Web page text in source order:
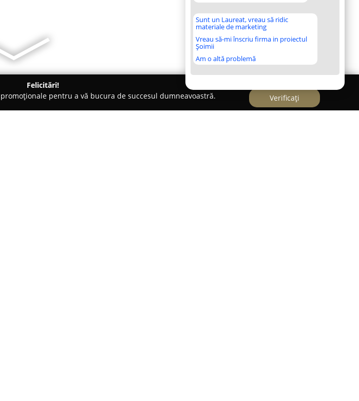
Sunt un Laureat, vreau să ridic
materiale de marketing
Vreau să-mi înscriu firma in proiectul
Șoimii
Am o altă problemă
Felicitări!
pentru a vă bucura de succesul dumneavoastră.
Verificați